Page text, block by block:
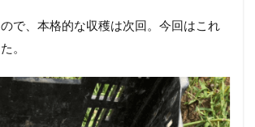
で、本格的な収穫は次回。今回はこれ
。